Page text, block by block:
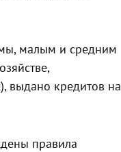
малым и средним
выдано кредитов на
правила